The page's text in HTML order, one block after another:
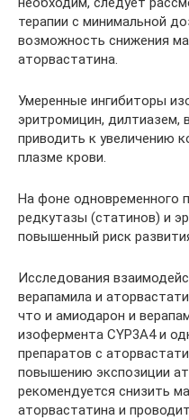
терапии с минимальной
возможность снижения
аторвастатина.
Умеренные ингибиторы
эритромицин, дилтиазем,
приводить к увеличению
плазме крови.
На фоне одновременного
редкутазы (статинов) и
повышенный риск
Исследования
верапамила и
что и амиодарон и
изофермента CYP3A4 и
препаратов с
повышению экспозиции
рекомендуется снизить
аторвастатина и